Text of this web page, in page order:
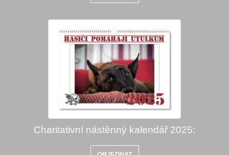
Charitativní nástěnný kalendář 2025: